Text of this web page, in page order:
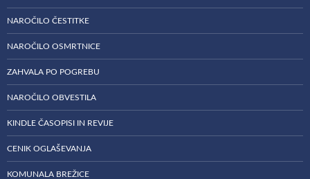
NAROČILO ČESTITKE
NAROČILO OSMRTNICE
ZAHVALA PO POGREBU
NAROČILO OBVESTILA
KINDLE ČASOPISI IN REVIJE
CENIK OGLAŠEVANJA
KOMUNALA BREŽICE